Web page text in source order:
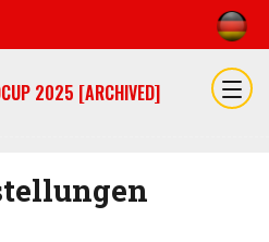
2025 [ARCHIVED]